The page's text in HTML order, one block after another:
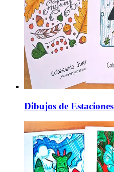
Dibujos de Estaciones